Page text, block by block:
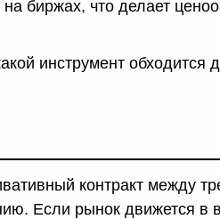
биржах, что делает
инструмент обходится
контракт между
Если рынок движется